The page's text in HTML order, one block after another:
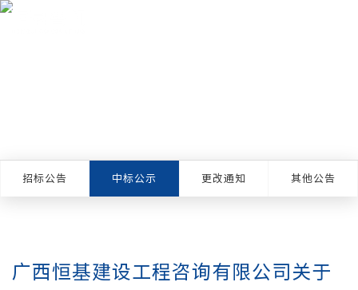
标讯信息
招标公告 中标公示 更改通知 其他公告
广西恒基建设工程咨询有限公司关于